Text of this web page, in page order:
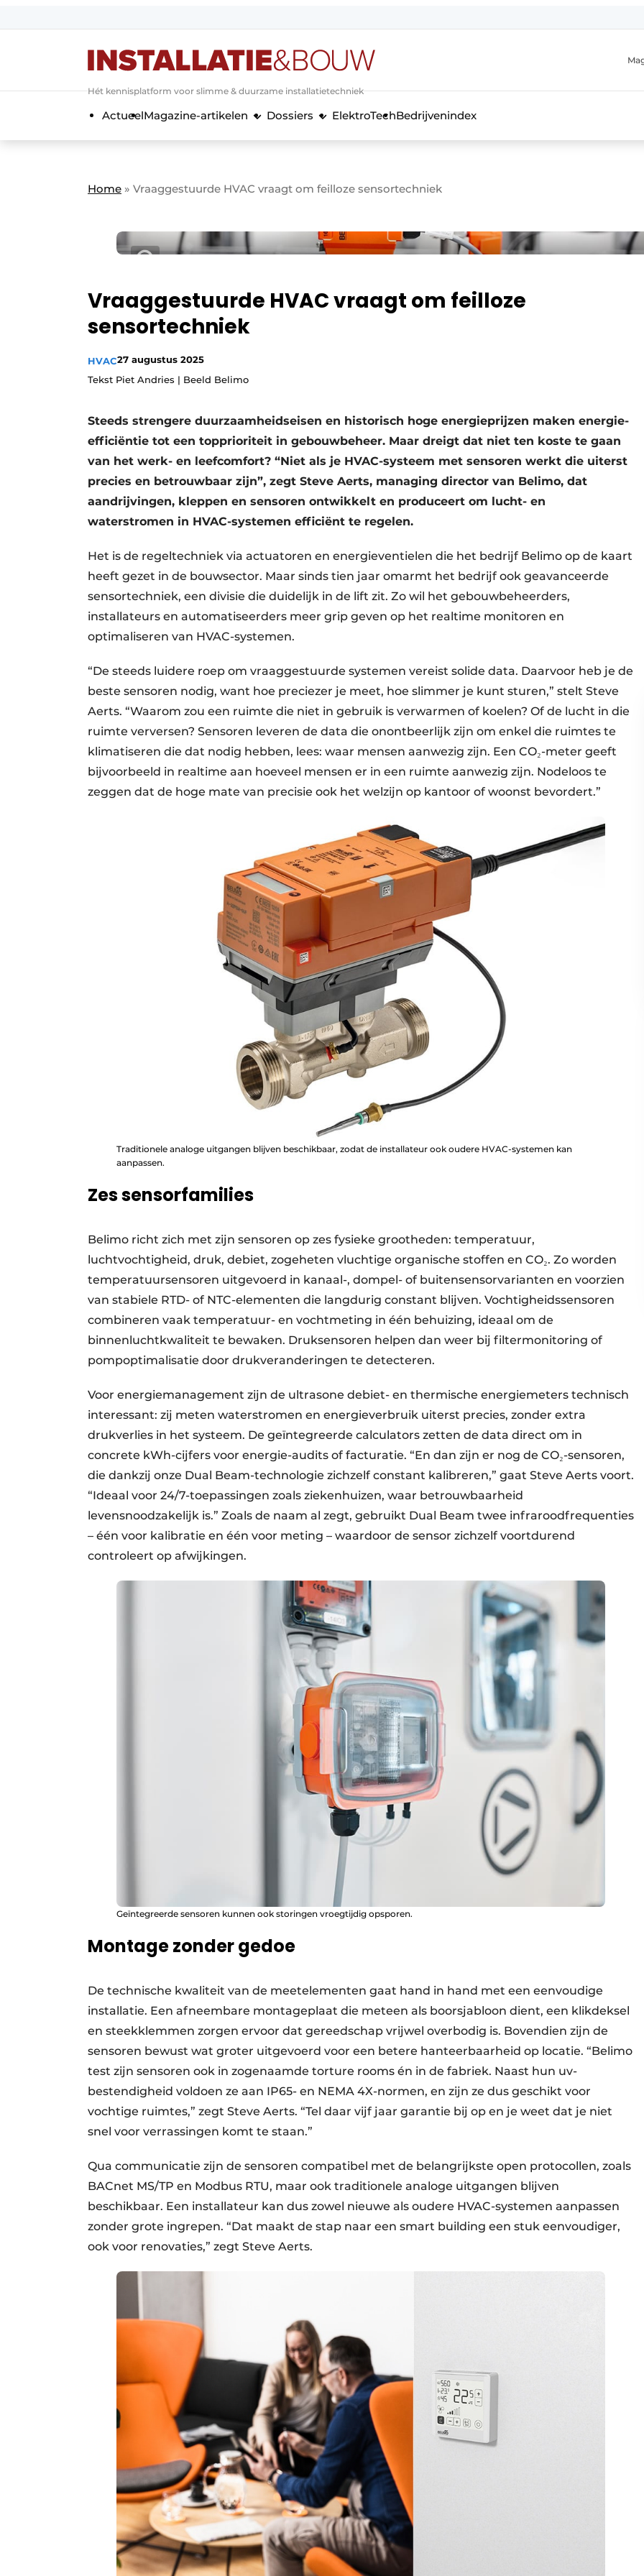
Algemene voorwaarden
Banner overzicht
BedrijvenAanmeldenBedankt voor de aanmelding
Bedrijven
Evenement aanmelden
Meest gelezen
Privacy / Cookie statement
Vacature aanmelden
Vacatures
Video’s
Hét kennisplatform voor slimme & duurzame installatietechniek
ActueelMagazine-artikelen Dossiers ElektroTechBedrijvenindex
Home » Vraaggestuurde HVAC vraagt om feilloze sensortechniek
Vraaggestuurde HVAC vraagt om feilloze
sensortechniek
HVAC27 augustus 2025
Tekst Piet Andries | Beeld Belimo
Steeds strengere duurzaamheidseisen en historisch hoge energieprijzen maken energie-
efficiëntie tot een topprioriteit in gebouwbeheer. Maar dreigt dat niet ten koste te gaan
van het werk- en leefcomfort? “Niet als je HVAC-systeem met sensoren werkt die uiterst
precies en betrouwbaar zijn”, zegt Steve Aerts, managing director van Belimo, dat
aandrijvingen, kleppen en sensoren ontwikkelt en produceert om lucht- en
waterstromen in HVAC-systemen efficiënt te regelen.
Het is de regeltechniek via actuatoren en energieventielen die het bedrijf Belimo op de kaart
heeft gezet in de bouwsector. Maar sinds tien jaar omarmt het bedrijf ook geavanceerde
sensortechniek, een divisie die duidelijk in de lift zit. Zo wil het gebouwbeheerders,
installateurs en automatiseerders meer grip geven op het realtime monitoren en
optimaliseren van HVAC-systemen.
“De steeds luidere roep om vraaggestuurde systemen vereist solide data. Daarvoor heb je de
beste sensoren nodig, want hoe preciezer je meet, hoe slimmer je kunt sturen,” stelt Steve
Aerts. “Waarom zou een ruimte die niet in gebruik is verwarmen of koelen? Of de lucht in die
ruimte verversen? Sensoren leveren de data die onontbeerlijk zijn om enkel die ruimtes te
klimatiseren die dat nodig hebben, lees: waar mensen aanwezig zijn. Een CO₂-meter geeft
bijvoorbeeld in realtime aan hoeveel mensen er in een ruimte aanwezig zijn. Nodeloos te
zeggen dat de hoge mate van precisie ook het welzijn op kantoor of woonst bevordert.”
Traditionele analoge uitgangen blijven beschikbaar, zodat de installateur ook oudere HVAC-systemen kan
aanpassen.
Zes sensorfamilies
Belimo richt zich met zijn sensoren op zes fysieke grootheden: temperatuur,
luchtvochtigheid, druk, debiet, zogeheten vluchtige organische stoffen en CO₂. Zo worden
temperatuursensoren uitgevoerd in kanaal-, dompel- of buitensensorvarianten en voorzien
van stabiele RTD- of NTC-elementen die langdurig constant blijven. Vochtigheidssensoren
combineren vaak temperatuur- en vochtmeting in één behuizing, ideaal om de
binnenluchtkwaliteit te bewaken. Druksensoren helpen dan weer bij filtermonitoring of
pompoptimalisatie door drukveranderingen te detecteren.
Voor energiemanagement zijn de ultrasone debiet- en thermische energiemeters technisch
interessant: zij meten waterstromen en energieverbruik uiterst precies, zonder extra
drukverlies in het systeem. De geïntegreerde calculators zetten de data direct om in
concrete kWh-cijfers voor energie-audits of facturatie. “En dan zijn er nog de CO₂-sensoren,
die dankzij onze Dual Beam-technologie zichzelf constant kalibreren,” gaat Steve Aerts voort.
“Ideaal voor 24/7-toepassingen zoals ziekenhuizen, waar betrouwbaarheid
levensnoodzakelijk is.” Zoals de naam al zegt, gebruikt Dual Beam twee infraroodfrequenties
– één voor kalibratie en één voor meting – waardoor de sensor zichzelf voortdurend
controleert op afwijkingen.
Geïntegreerde sensoren kunnen ook storingen vroegtijdig opsporen.
Montage zonder gedoe
De technische kwaliteit van de meetelementen gaat hand in hand met een eenvoudige
installatie. Een afneembare montageplaat die meteen als boorsjabloon dient, een klikdeksel
en steekklemmen zorgen ervoor dat gereedschap vrijwel overbodig is. Bovendien zijn de
sensoren bewust wat groter uitgevoerd voor een betere hanteerbaarheid op locatie. “Belimo
test zijn sensoren ook in zogenaamde torture rooms én in de fabriek. Naast hun uv-
bestendigheid voldoen ze aan IP65- en NEMA 4X-normen, en zijn ze dus geschikt voor
vochtige ruimtes,” zegt Steve Aerts. “Tel daar vijf jaar garantie bij op en je weet dat je niet
snel voor verrassingen komt te staan.”
Qua communicatie zijn de sensoren compatibel met de belangrijkste open protocollen, zoals
BACnet MS/TP en Modbus RTU, maar ook traditionele analoge uitgangen blijven
beschikbaar. Een installateur kan dus zowel nieuwe als oudere HVAC-systemen aanpassen
zonder grote ingrepen. “Dat maakt de stap naar een smart building een stuk eenvoudiger,
ook voor renovaties,” zegt Steve Aerts.